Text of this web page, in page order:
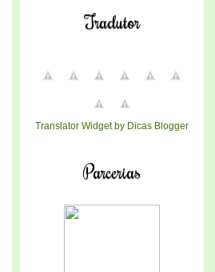
Tradutor
Translator Widget by Dicas Blogger
Parcerias